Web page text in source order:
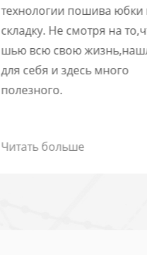
технологии пошива юбки
складку. Не смотря на
шью всю свою
для себя и здесь много
полезного.
Читать больше